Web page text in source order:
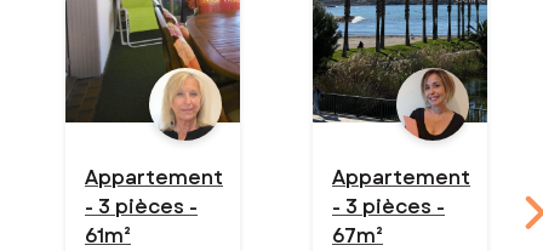
Appartement
- 3 pièces -
61m²
Appartement
- 3 pièces -
67m²